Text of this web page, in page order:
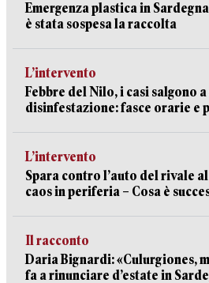
Emergenza plastica in
è stata sospesa la raccolta
L’intervento
Febbre del Nilo, i casi salgono
disinfestazione: fasce orarie e
L’intervento
Spara contro l’auto del rivale
caos in periferia – Cosa è
Il racconto
Daria Bignardi: «Culurgiones,
fa a rinunciare d’estate in